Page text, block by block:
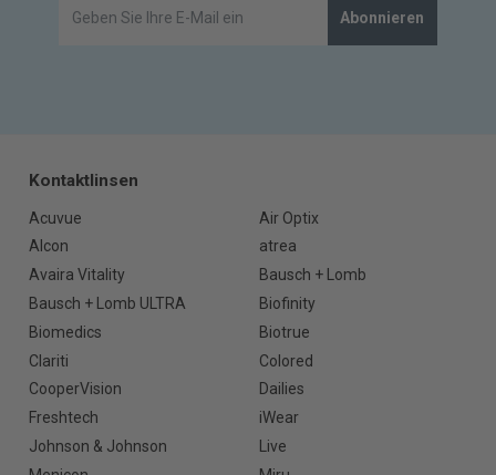
Abonnieren
Kontaktlinsen
Acuvue
Air Optix
Alcon
atrea
Avaira Vitality
Bausch + Lomb
Bausch + Lomb ULTRA
Biofinity
Biomedics
Biotrue
Clariti
Colored
CooperVision
Dailies
Freshtech
iWear
Johnson & Johnson
Live